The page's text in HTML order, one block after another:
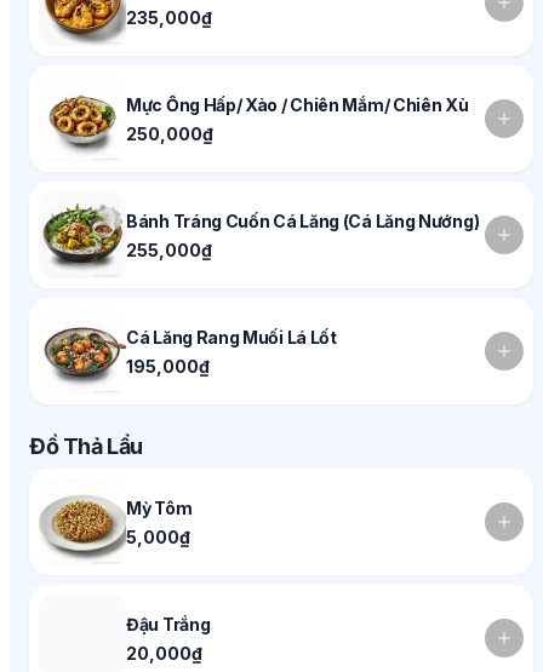
235,000₫
Mực Ống Hấp/ Xào / Chiên Mắm/ Chiên Xù
250,000₫
Bánh Tráng Cuốn Cá Lăng (Cá Lăng Nướng)
255,000₫
Cá Lăng Rang Muối Lá Lốt
195,000₫
Đồ Thả Lẩu
Mỳ Tôm
5,000₫
Đậu Trắng
20,000₫